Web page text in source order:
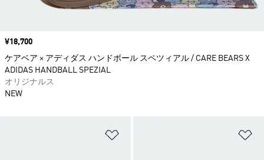
価格
¥18,700
ケアベア × アディダス ハンドボール スペツィアル / CARE BEARS X
ADIDAS HANDBALL SPEZIAL
オリジナルス
NEW